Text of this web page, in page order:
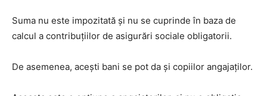
Suma nu este impozitată și nu se cuprinde în baza de
calcul a contribuțiilor de asigurări sociale obligatorii.
De asemenea, acești bani se pot da și copiilor angajaților.